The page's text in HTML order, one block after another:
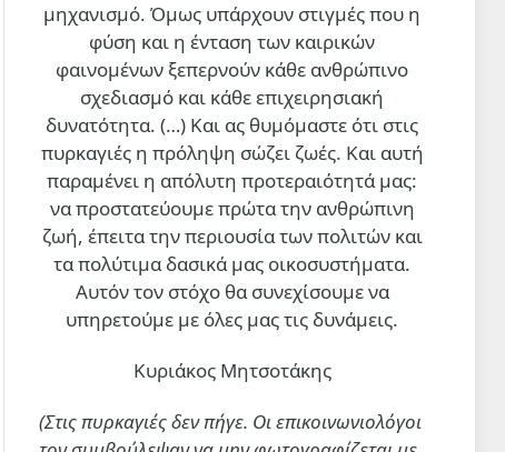
μηχανισμό. Όμως υπάρχουν στιγμές που η
φύση και η ένταση των καιρικών
φαινομένων ξεπερνούν κάθε ανθρώπινο
σχεδιασμό και κάθε επιχειρησιακή
δυνατότητα. (…) Και ας θυμόμαστε ότι στις
πυρκαγιές η πρόληψη σώζει ζωές. Και αυτή
παραμένει η απόλυτη προτεραιότητά μας:
να προστατεύουμε πρώτα την ανθρώπινη
ζωή, έπειτα την περιουσία των πολιτών και
τα πολύτιμα δασικά μας οικοσυστήματα.
Αυτόν τον στόχο θα συνεχίσουμε να
υπηρετούμε με όλες μας τις δυνάμεις.
Κυριάκος Μητσοτάκης
(Στις πυρκαγιές δεν πήγε. Οι επικοινωνιολόγοι